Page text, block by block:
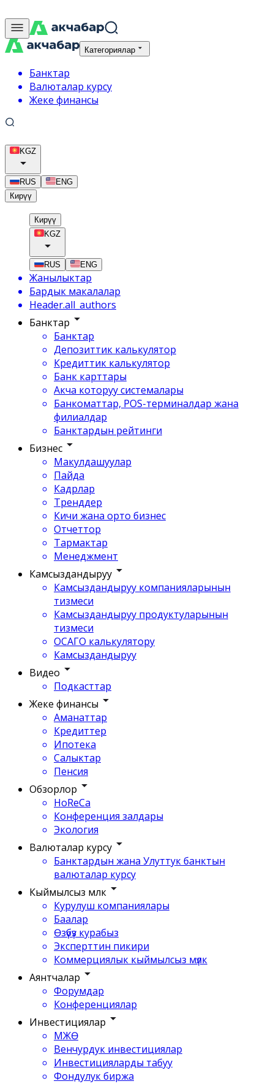
Категориялар
Банктар
Валюталар курсу
Жеке финансы
KGZ
RUS
ENG
Кирүү
Кирүү
KGZ
RUS ENG
Жанылыктар
Бардык макалалар
Header.all_authors
Банктар
Банктар
Депозиттик калькулятор
Кредиттик калькулятор
Банк карттары
Акча которуу системалары
Банкоматтар, POS-терминалдар жана
филиалдар
Банктардын рейтинги
Бизнес
Макулдашуулар
Пайда
Кадрлар
Тренддер
Кичи жана орто бизнес
Отчеттор
Тармактар
Менеджмент
Камсыздандыруу
Камсыздандыруу компанияларынын
тизмеси
Камсыздандыруу продуктуларынын
тизмеси
ОСАГО калькулятору
Камсыздандыруу
Видео
Подкасттар
Жеке финансы
Аманаттар
Кредиттер
Ипотека
Салыктар
Пенсия
Обзорлор
HoReCa
Конференция залдары
Экология
Валюталар курсу
Банктардын жана Улуттук банктын
валюталар курсу
Кыймылсыз мүлк
Курулуш компаниялары
Баалар
Өзүбүз курабыз
Эксперттин пикири
Коммерциялык кыймылсыз мүлк
Аянтчалар
Форумдар
Конференциялар
Инвестициялар
МЖӨ
Венчурдук инвестициялар
Инвестицияларды табуу
Фондулук биржа